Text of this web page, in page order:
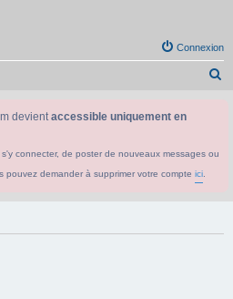
Connexion
devientaccessible uniquement en
connecter, de poster de nouveaux messages ou
pouvez demander à supprimer votre compte ici